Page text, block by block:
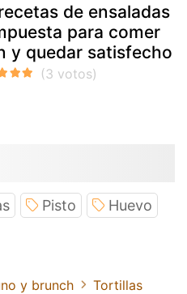
de ensaladas
para comer
y quedar satisfecho
Pisto Huevo
y brunch Tortillas